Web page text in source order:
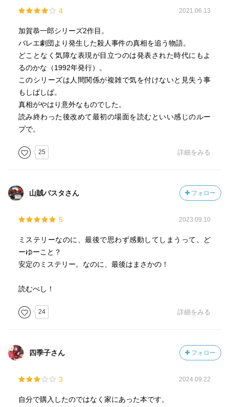
4 2021.06.13
加賀恭一郎シリーズ2作目。
バレエ劇団より発生した殺人事件の真相を追う物語。
どことなく気障な表現が目立つのは発表された時代にもよ
るのかな（1992年発行）。
このシリーズは人間関係が複雑で気を付けないと見失う事
もしばしば。
真相がやはり意外なものでした。
読み終わった後改めて最初の場面を読むといい感じのルー
プで。
25 詳細をみる
山賊パスタさん フォロー
5 2023.09.10
ミステリーなのに、最後で思わず感動してしまうって、ど
ーゆーこと？
安定のミステリー。なのに、最後はまさかの！
読むべし！
24 詳細をみる
四季子さん フォロー
3 2024.09.22
自分で購入したのではなく家にあった本です。